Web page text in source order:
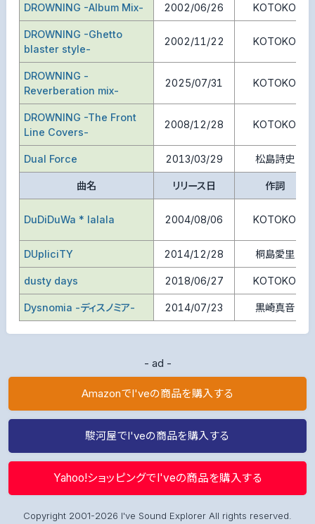
DROWNING -Album Mix- 2002/06/26 KOTOKO
DROWNING -Ghetto
blaster style-
2002/11/22 KOTOKO
DROWNING -
Reverberation mix-
2025/07/31 KOTOKO
DROWNING -The Front
Line Covers-
2008/12/28 KOTOKO
Dual Force 2013/03/29 松島詩史
曲名 リリース日 作詞
DuDiDuWa * lalala 2004/08/06 KOTOKO
DUpliciTY 2014/12/28 桐島愛里
dusty days 2018/06/27 KOTOKO
Dysnomia -ディスノミア- 2014/07/23 黒崎真音
- ad -
AmazonでI'veの商品を購入する
駿河屋でI'veの商品を購入する
Yahoo!ショッピングでI'veの商品を購入する
Copyright 2001-2026 I've Sound Explorer All rights reserved.